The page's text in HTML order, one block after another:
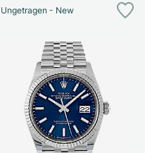
Ungetragen - New